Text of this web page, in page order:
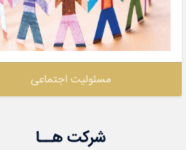
مسئولیت اجتماعی
شرکت هــا